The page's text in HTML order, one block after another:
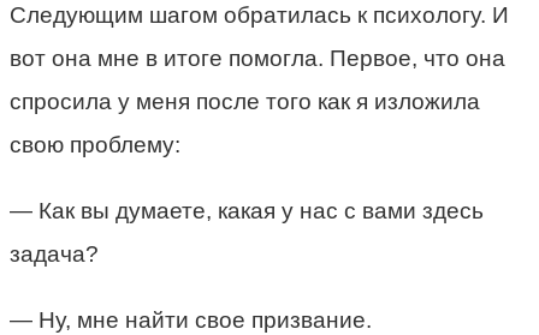
Следующим шагом обратилась к психологу. И
вот она мне в итоге помогла. Первое, что она
спросила у меня после того как я изложила
свою проблему:
— Как вы думаете, какая у нас с вами здесь
задача?
— Ну, мне найти свое призвание.